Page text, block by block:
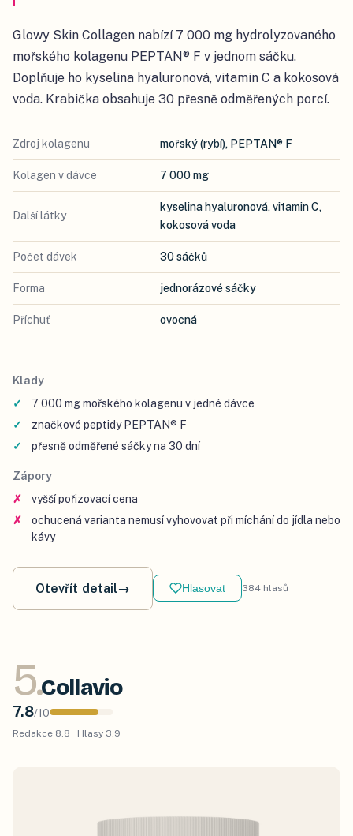
Glowy Skin Collagen nabízí 7 000 mg hydrolyzovaného
mořského kolagenu PEPTAN® F v jednom sáčku.
Doplňuje ho kyselina hyaluronová, vitamin C a kokosová
voda. Krabička obsahuje 30 přesně odměřených porcí.
Zdroj kolagenu mořský (rybí), PEPTAN® F
Kolagen v dávce 7 000 mg
Další látky
kyselina hyaluronová, vitamin C,
kokosová voda
Počet dávek 30 sáčků
Forma jednorázové sáčky
Příchuť ovocná
Klady
7 000 mg mořského kolagenu v jedné dávce
značkové peptidy PEPTAN® F
přesně odměřené sáčky na 30 dní
Zápory
vyšší pořizovací cena
ochucená varianta nemusí vyhovovat při míchání do jídla nebo
kávy
Otevřít detail→ Hlasovat 384 hlasů
5.Collavio
7.8/10
Redakce 8.8 · Hlasy 3.9